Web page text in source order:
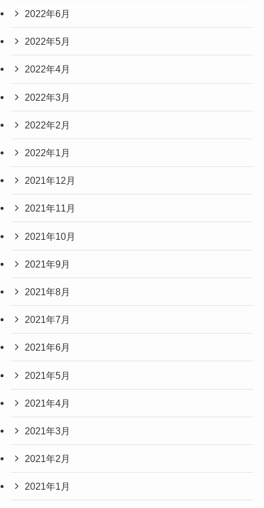
2022年6月
2022年5月
2022年4月
2022年3月
2022年2月
2022年1月
2021年12月
2021年11月
2021年10月
2021年9月
2021年8月
2021年7月
2021年6月
2021年5月
2021年4月
2021年3月
2021年2月
2021年1月